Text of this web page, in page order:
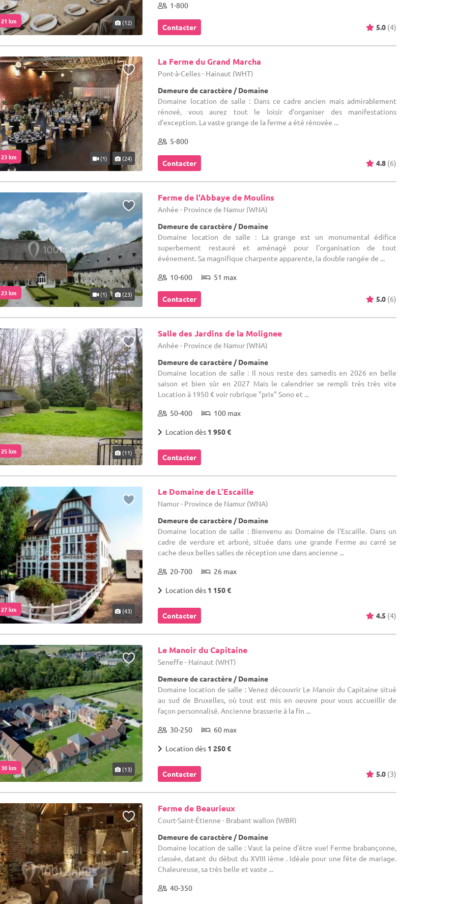
km (12)
1-800
Contacter 5.0 (4)
km (1) (24)
La Ferme du Grand Marcha
Pont-à-Celles - Hainaut (WHT)
Demeure de caractère / Domaine
Domaine location de salle : Dans ce cadre ancien mais admirablement
rénové, vous aurez tout le loisir d’organiser des manifestations
d’exception. La vaste grange de la ferme a été rénovée ...
5-800
Contacter 4.8 (6)
km (1) (23)
Ferme de l'Abbaye de Moulins
Anhée - Province de Namur (WNA)
Demeure de caractère / Domaine
Domaine location de salle : La grange est un monumental édifice
superbement restauré et aménagé pour l'organisation de tout
événement. Sa magnifique charpente apparente, la double rangée de ...
10-600 51 max
Contacter 5.0 (6)
km (11)
Salle des Jardins de la Molignee
Anhée - Province de Namur (WNA)
Demeure de caractère / Domaine
Domaine location de salle : Il nous reste des samedis en 2026 en belle
saison et bien sûr en 2027 Mais le calendrier se rempli très très vite
Location à 1950 € voir rubrique "prix" Sono et ...
50-400 100 max
Location dès 1 950 €
Contacter
km (43)
Le Domaine de L’Escaille
Namur - Province de Namur (WNA)
Demeure de caractère / Domaine
Domaine location de salle : Bienvenu au Domaine de l'Escaille. Dans un
cadre de verdure et arboré, située dans une grande Ferme au carré se
cache deux belles salles de réception une dans ancienne ...
20-700 26 max
Location dès 1 150 €
Contacter 4.5 (4)
km (13)
Le Manoir du Capitaine
Seneffe - Hainaut (WHT)
Demeure de caractère / Domaine
Domaine location de salle : Venez découvrir Le Manoir du Capitaine situé
au sud de Bruxelles, où tout est mis en oeuvre pour vous accueillir de
façon personnalisé. Ancienne brasserie à la fin ...
30-250 60 max
Location dès 1 250 €
Contacter 5.0 (3)
Ferme de Beaurieux
Court-Saint-Étienne - Brabant wallon (WBR)
Demeure de caractère / Domaine
Domaine location de salle : Vaut la peine d'être vue! Ferme brabançonne,
classée, datant du début du XVIII ième . Idéale pour une fête de mariage.
Chaleureuse, sa très belle et vaste ...
40-350